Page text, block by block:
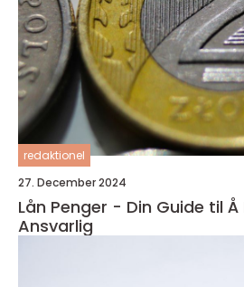
redaktionel
27. December 2024
Lån Penger - Din Guide til Å
Ansvarlig